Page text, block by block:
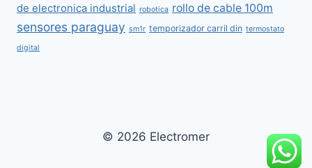
de electronica industrial robotica rollo de cable 100m
sensores paraguay sm1r temporizador carril din termostato
digital
© 2026 Electromer